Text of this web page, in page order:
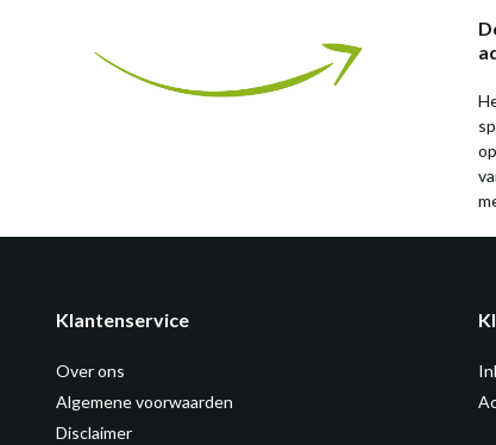
Klantenservice
Over ons
Algemene voorwaarden
Disclaimer